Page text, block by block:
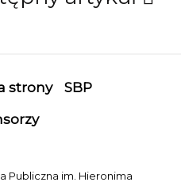
strony
SBP
Publiczna im. Hieronima